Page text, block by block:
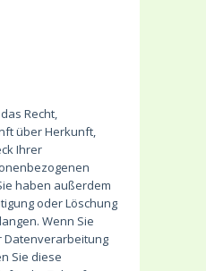
Recht,
über Herkunft,
Ihrer
haben außerdem
oder Löschung
Wenn Sie
Datenverarbeitung
Sie diese